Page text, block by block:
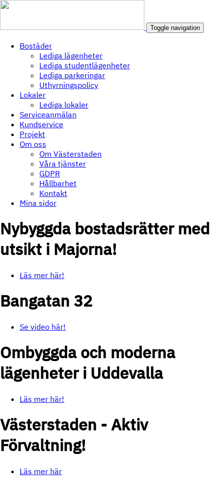
Toggle navigation
Bostäder
Lediga lägenheter
Lediga studentlägenheter
Lediga parkeringar
Uthyrningspolicy
Lokaler
Lediga lokaler
Serviceanmälan
Kundservice
Projekt
Om oss
Om Västerstaden
Våra tjänster
GDPR
Hållbarhet
Kontakt
Mina sidor
Nybyggda bostadsrätter med
utsikt i Majorna!
Läs mer här!
Bangatan 32
Se video här!
Ombyggda och moderna
lägenheter i Uddevalla
Läs mer här!
Västerstaden - Aktiv
Förvaltning!
Läs mer här